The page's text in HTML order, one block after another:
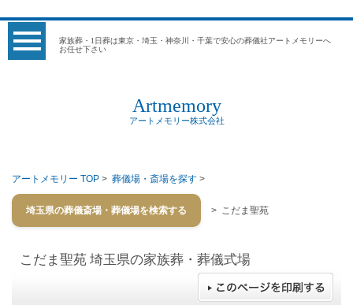
家族葬・1日葬は東京・埼玉・神奈川・千葉で安心の葬儀社アートメモリーへ
お任せ下さい
Artmemory
アートメモリー株式会社
アートメモリー TOP > 葬儀場・斎場を探す >
埼玉県の葬儀斎場・葬儀場を検索する > こだま聖苑
こだま聖苑 埼玉県の家族葬・葬儀式場